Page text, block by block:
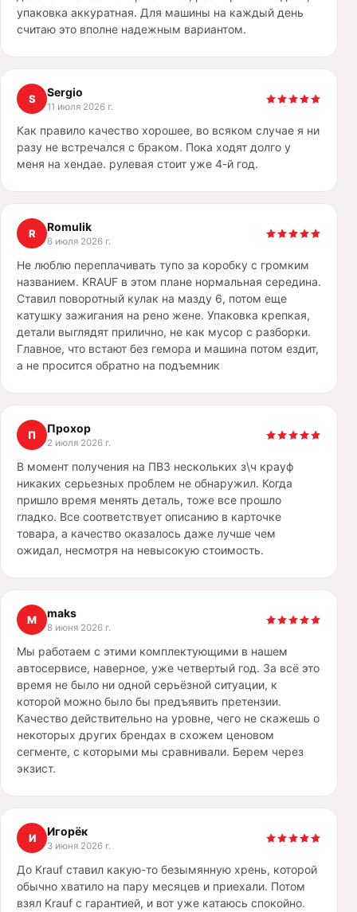
упаковка аккуратная. Для машины на каждый день
считаю это вполне надежным вариантом.
S Sergio
11 июля 2026 г.
Как правило качество хорошее, во всяком случае я ни
разу не встречался с браком. Пока ходят долго у
меня на хендае. рулевая стоит уже 4-й год.
R Romulik
6 июля 2026 г.
Не люблю переплачивать тупо за коробку с громким
названием. KRAUF в этом плане нормальная середина.
Ставил поворотный кулак на мазду 6, потом еще
катушку зажигания на рено жене. Упаковка крепкая,
детали выглядят прилично, не как мусор с разборки.
Главное, что встают без гемора и машина потом ездит,
а не просится обратно на подъемник
П Прохор
2 июля 2026 г.
В момент получения на ПВЗ нескольких з\ч крауф
никаких серьезных проблем не обнаружил. Когда
пришло время менять деталь, тоже все прошло
гладко. Все соответствует описанию в карточке
товара, а качество оказалось даже лучше чем
ожидал, несмотря на невысокую стоимость.
M maks
8 июня 2026 г.
Мы работаем с этими комплектующими в нашем
автосервисе, наверное, уже четвертый год. За всё это
время не было ни одной серьёзной ситуации, к
которой можно было бы предъявить претензии.
Качество действительно на уровне, чего не скажешь о
некоторых других брендах в схожем ценовом
сегменте, с которыми мы сравнивали. Берем через
экзист.
И Игорёк
3 июня 2026 г.
До Krauf ставил какую-то безымянную хрень, которой
обычно хватило на пару месяцев и приехали. Потом
взял Krauf с гарантией, и вот уже катаюсь спокойно.